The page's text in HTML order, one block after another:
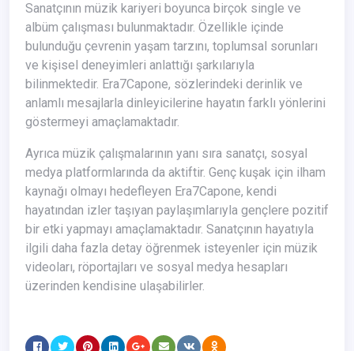
Sanatçının müzik kariyeri boyunca birçok single ve
albüm çalışması bulunmaktadır. Özellikle içinde
bulunduğu çevrenin yaşam tarzını, toplumsal sorunları
ve kişisel deneyimleri anlattığı şarkılarıyla
bilinmektedir. Era7Capone, sözlerindeki derinlik ve
anlamlı mesajlarla dinleyicilerine hayatın farklı yönlerini
göstermeyi amaçlamaktadır.
Ayrıca müzik çalışmalarının yanı sıra sanatçı, sosyal
medya platformlarında da aktiftir. Genç kuşak için ilham
kaynağı olmayı hedefleyen Era7Capone, kendi
hayatından izler taşıyan paylaşımlarıyla gençlere pozitif
bir etki yapmayı amaçlamaktadır. Sanatçının hayatıyla
ilgili daha fazla detay öğrenmek isteyenler için müzik
videoları, röportajları ve sosyal medya hesapları
üzerinden kendisine ulaşabilirler.